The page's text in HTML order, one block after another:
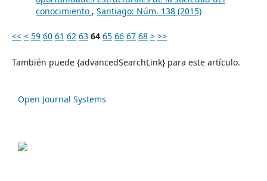
conocimiento , Santiago: Núm. 138 (2015)
<< < 59 60 61 62 63 64 65 66 67 68 > >>
También puede {advancedSearchLink} para este artículo.
Open Journal Systems